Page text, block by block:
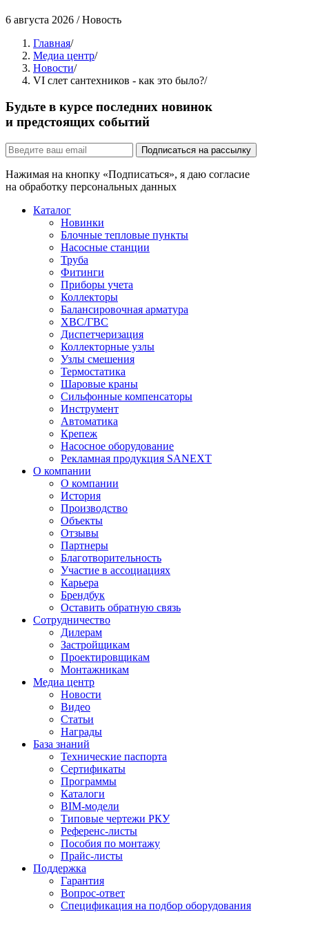
6 августа 2026 / Новость
Главная/
Медиа центр/
Новости/
VI слет сантехников - как это было?/
Будьте в курсе последних новинок
и предстоящих событий
Подписаться на рассылку
Нажимая на кнопку «Подписаться», я даю согласие
на обработку персональных данных
Каталог
Новинки
Блочные тепловые пункты
Насосные станции
Труба
Фитинги
Приборы учета
Коллекторы
Балансировочная арматура
ХВС/ГВС
Диспетчеризация
Коллекторные узлы
Узлы смешения
Термостатика
Шаровые краны
Сильфонные компенсаторы
Инструмент
Автоматика
Крепеж
Насосное оборудование
Рекламная продукция SANEXT
О компании
О компании
История
Производство
Объекты
Отзывы
Партнеры
Благотворительность
Участие в ассоциациях
Карьера
Брендбук
Оставить обратную связь
Сотрудничество
Дилерам
Застройщикам
Проектировщикам
Монтажникам
Медиа центр
Новости
Видео
Статьи
Награды
База знаний
Технические паспорта
Сертификаты
Программы
Каталоги
BIM-модели
Типовые чертежи РКУ
Референс-листы
Пособия по монтажу
Прайс-листы
Поддержка
Гарантия
Вопрос-ответ
Спецификация на подбор оборудования